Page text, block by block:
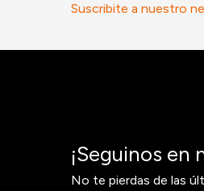
Suscribite a nuestro
¡Seguinos en
No te pierdas de las